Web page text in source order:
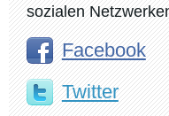
sozialen
Facebook
Twitter